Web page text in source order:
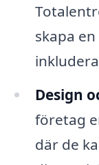
skapa
Design
företag
där de